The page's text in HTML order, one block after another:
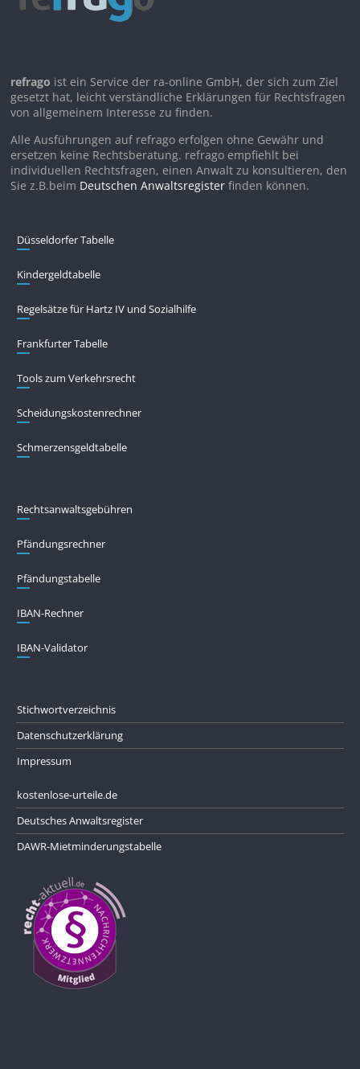
refrago ist ein Service der ra-online GmbH, der sich zum Ziel
gesetzt hat, leicht verständliche Erklärungen für Rechtsfragen
von allgemeinem Interesse zu finden.
Alle Ausführungen auf refrago erfolgen ohne Gewähr und
ersetzen keine Rechtsberatung. refrago empfiehlt bei
individuellen Rechtsfragen, einen Anwalt zu konsultieren, den
Sie z.B.beim Deutschen Anwaltsregister finden können.
Düsseldorfer Tabelle
Kindergeldtabelle
Regelsätze für Hartz IV und Sozialhilfe
Frankfurter Tabelle
Tools zum Verkehrsrecht
Scheidungskostenrechner
Schmerzensgeldtabelle
Rechtsanwaltsgebühren
Pfändungs­rechner
Pfändungs­tabelle
IBAN-Rechner
IBAN-Validator
Stichwortverzeichnis
Datenschutzerklärung
Impressum
kostenlose-urteile.de
Deutsches Anwaltsregister
DAWR-Mietminderungstabelle